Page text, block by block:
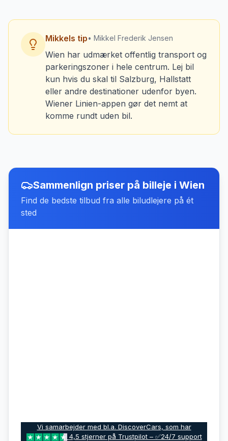
Mikkels tip• Mikkel Frederik Jensen
Wien har udmærket offentlig transport og
parkeringszoner i hele centrum. Lej bil
kun hvis du skal til Salzburg, Hallstatt
eller andre destinationer udenfor byen.
Wiener Linien-appen gør det nemt at
komme rundt uden bil.
Sammenlign priser på billeje i Wien
Find de bedste tilbud fra alle biludlejere på ét
sted
Vi samarbejder med bl.a. DiscoverCars, som har
4,5 stjerner på Trustpilot – ✅24/7 support